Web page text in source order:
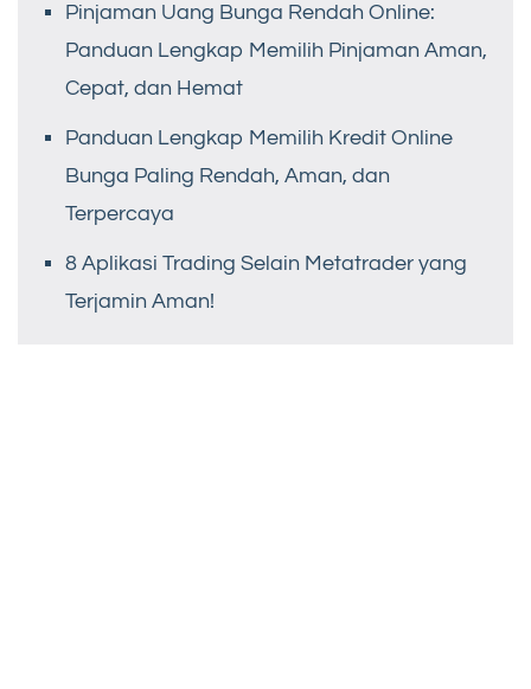
Pinjaman Uang Bunga Rendah Online:
Panduan Lengkap Memilih Pinjaman Aman,
Cepat, dan Hemat
Panduan Lengkap Memilih Kredit Online
Bunga Paling Rendah, Aman, dan
Terpercaya
8 Aplikasi Trading Selain Metatrader yang
Terjamin Aman!